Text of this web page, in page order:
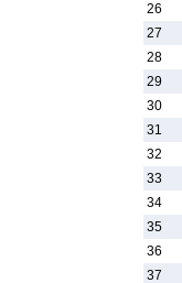
26
27
28
29
30
31
32
33
34
35
36
37